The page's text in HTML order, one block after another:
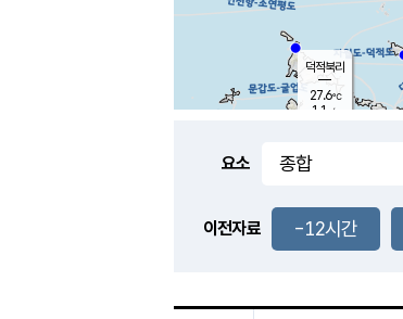
-
덕적북리
27.6℃
1.1 m/s
요소
이전자료 -12시간